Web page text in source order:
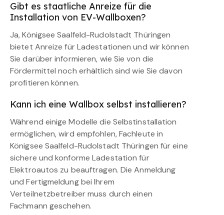
Gibt es staatliche Anreize für die
Installation von EV-Wallboxen?
Ja, Königsee Saalfeld-Rudolstadt Thüringen
bietet Anreize für Ladestationen und wir können
Sie darüber informieren, wie Sie von die
Fördermittel noch erhältlich sind wie Sie davon
profitieren können.
Kann ich eine Wallbox selbst installieren?
Während einige Modelle die Selbstinstallation
ermöglichen, wird empfohlen, Fachleute in
Königsee Saalfeld-Rudolstadt Thüringen für eine
sichere und konforme Ladestation für
Elektroautos zu beauftragen. Die Anmeldung
und Fertigmeldung bei Ihrem
Verteilnetzbetreiber muss durch einen
Fachmann geschehen.